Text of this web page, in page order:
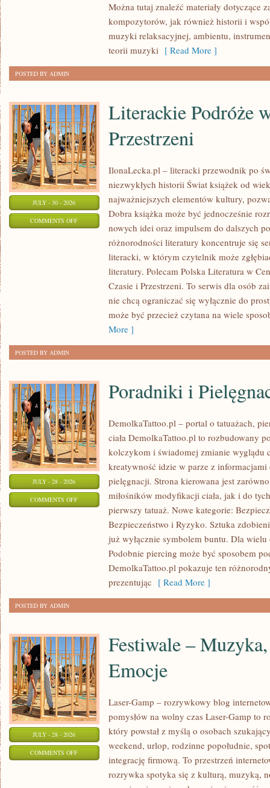
IMPROWIZACJAMożna tutaj znaleźć materiały dotyczące
kompozytorów, jak również historii i
muzyki relaksacyjnej, ambientu,
teorii muzyki [ Read More ]
POSTED BY ADMIN
JULY - 30 - 2026
COMMENTS OFFON
Literackie Podróże
Przestrzeni
IlonaLecka.pl – literacki przewodnik po
niezwykłych historii Świat książek od
najważniejszych elementów kultury,
Dobra książka może być jednocześnie
nowych idei oraz impulsem do dalszych
różnorodności literatury koncentruje się
literacki, w którym czytelnik może
literatury. Polecam Polska Literatura w
Czasie i Przestrzeni. To serwis dla osób
nie chcą ograniczać się wyłącznie do
może być przecież czytana na wiele
More ]
POSTED BY ADMIN
JULY - 28 - 2026
COMMENTS OFFON
PORADNIKI
PIELĘGNACJA
Poradniki i
DemolkaTattoo.pl – portal o tatuażach,
ciała DemolkaTattoo.pl to rozbudowany
kolczykom i świadomej zmianie wyglądu
kreatywność idzie w parze z
pielęgnacji. Strona kierowana jest
miłośników modyfikacji ciała, jak i do
pierwszy tatuaż. Nowe kategorie:
Bezpieczeństwo i Ryzyko. Sztuka
już wyłącznie symbolem buntu. Dla
Podobnie piercing może być sposobem
DemolkaTattoo.pl pokazuje ten
prezentując [ Read More ]
POSTED BY ADMIN
JULY - 28 - 2026
COMMENTS OFFON
Festiwale –
Emocje
Laser-Gamp – rozrywkowy blog
pomysłów na wolny czas Laser-Gamp to
który powstał z myślą o osobach
weekend, urlop, rodzinne popołudnie,
integrację firmową. To przestrzeń
rozrywka spotyka się z kulturą, muzyką,